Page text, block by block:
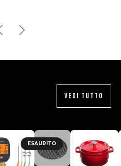
VEDI TUTTO
ESAURITO